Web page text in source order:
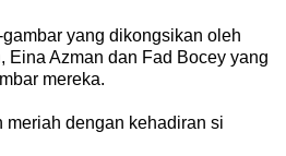
yang dikongsikan oleh
Eina Azman dan Fad Bocey yang
mereka.
meriah dengan kehadiran si